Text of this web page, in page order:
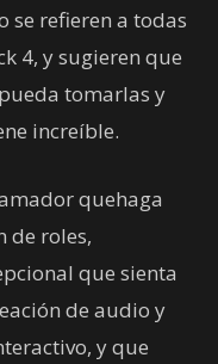
se refieren a todas
4, y sugieren que
tomarlas y
increíble.
quehaga
de roles,
que sienta
de audio y
y que